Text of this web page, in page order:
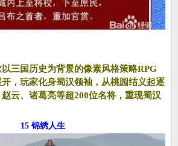
以三国历史为背景的像素风格策略RPG
，玩家化身蜀汉领袖，从桃园结义起逐
云、诸葛亮等超200位名将，重现蜀汉
15 锦绣人生